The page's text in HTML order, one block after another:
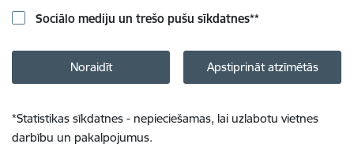
Sociālo mediju un trešo pušu sīkdatnes**
Noraidīt Apstiprināt atzīmētās
*Statistikas sīkdatnes - nepieciešamas, lai uzlabotu vietnes
darbību un pakalpojumus.